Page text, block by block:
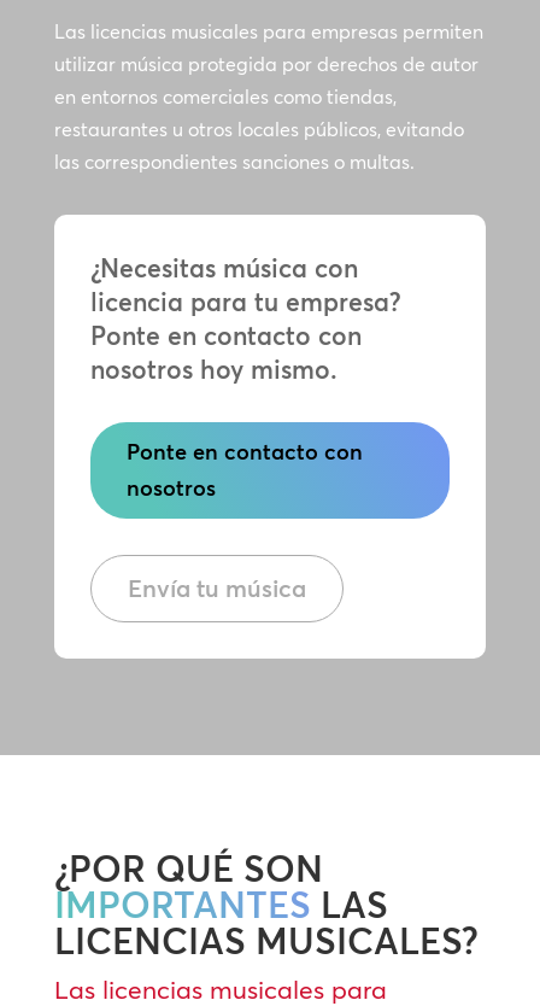
Las licencias musicales para empresas permiten
utilizar música protegida por derechos de autor
en entornos comerciales como tiendas,
restaurantes u otros locales públicos, evitando
las correspondientes sanciones o multas.
¿Necesitas música con
licencia para tu empresa?
Ponte en contacto con
nosotros hoy mismo.
Ponte en contacto con
nosotros
Envía tu música
¿POR QUÉ SON
IMPORTANTES LAS
LICENCIAS MUSICALES?
Las licencias musicales para